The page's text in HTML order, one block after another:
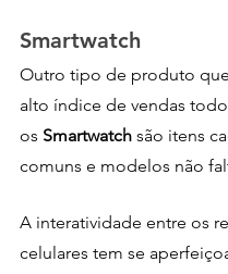
Smartwatch
Outro tipo de produto
alto índice de vendas
os Smartwatch são itens
comuns e modelos não
A interatividade entre os
celulares tem se